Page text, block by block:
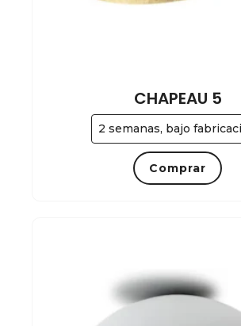
2 semanas, bajo
CHAPEAU 5
Comprar